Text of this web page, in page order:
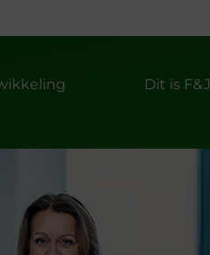
Dit is F&J